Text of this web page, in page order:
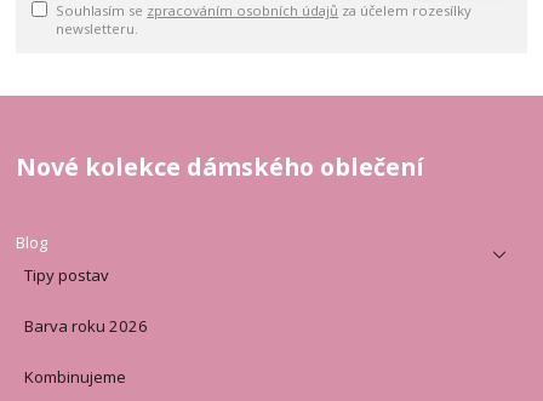
Souhlasím se zpracováním osobních údajů za účelem rozesílky
newsletteru.
Nové kolekce dámského oblečení
Blog
Tipy postav
Barva roku 2026
Kombinujeme